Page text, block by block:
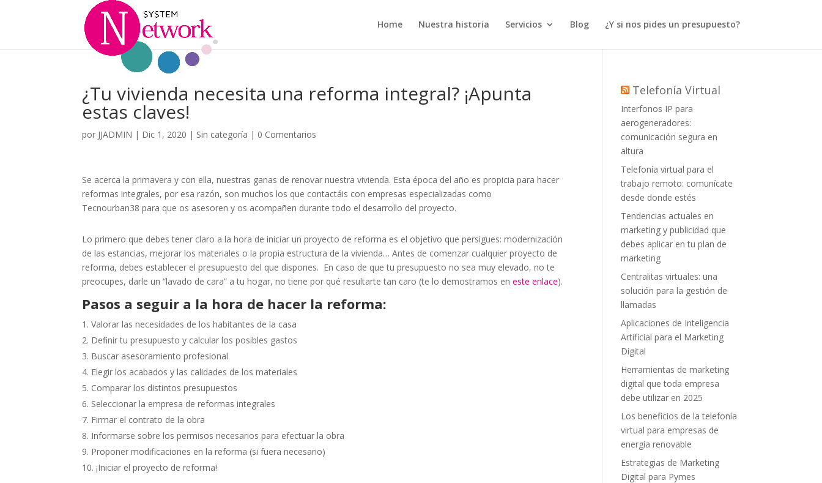
Home Nuestra historia Servicios Blog ¿Y si nos pides un presupuesto?
¿Tu vivienda necesita una reforma integral? ¡Apunta
estas claves!
por JJADMIN | Dic 1, 2020 | Sin categoría | 0 Comentarios
Se acerca la primavera y con ella, nuestras ganas de renovar nuestra vivienda. Esta época del año es propicia para hacer
reformas integrales, por esa razón, son muchos los que contactáis con empresas especializadas como
Tecnourban38 para que os asesoren y os acompañen durante todo el desarrollo del proyecto.
Lo primero que debes tener claro a la hora de iniciar un proyecto de reforma es el objetivo que persigues: modernización
de las estancias, mejorar los materiales o la propia estructura de la vivienda… Antes de comenzar cualquier proyecto de
reforma, debes establecer el presupuesto del que dispones. En caso de que tu presupuesto no sea muy elevado, no te
preocupes, darle un “lavado de cara” a tu hogar, no tiene por qué resultarte tan caro (te lo demostramos eneste enlace).
Pasos a seguir a la hora de hacer la reforma:
Valorar las necesidades de los habitantes de la casa
Definir tu presupuesto y calcular los posibles gastos
Buscar asesoramiento profesional
Elegir los acabados y las calidades de los materiales
Comparar los distintos presupuestos
Seleccionar la empresa de reformas integrales
Firmar el contrato de la obra
Informarse sobre los permisos necesarios para efectuar la obra
Proponer modificaciones en la reforma (si fuera necesario)
¡Iniciar el proyecto de reforma!
Telefonía Virtual
Interfonos IP para
aerogeneradores:
comunicación segura en
altura
Telefonía virtual para el
trabajo remoto: comunícate
desde donde estés
Tendencias actuales en
marketing y publicidad que
debes aplicar en tu plan de
marketing
Centralitas virtuales: una
solución para la gestión de
llamadas
Aplicaciones de Inteligencia
Artificial para el Marketing
Digital
Herramientas de marketing
digital que toda empresa
debe utilizar en 2025
Los beneficios de la telefonía
virtual para empresas de
energía renovable
Estrategias de Marketing
Digital para Pymes